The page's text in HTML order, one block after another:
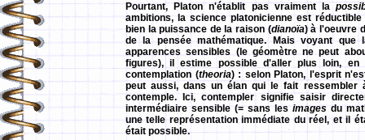
Pourtant, Platon n'établit pas vraiment la
ambitions, la science platonicienne est
bien la puissance de la raison (dianoïa) à l'oeuvre
de la pensée mathématique. Mais voyant
apparences sensibles (le géomètre ne peut
figures), il estime possible d'aller plus loin, en
contemplation (theoria) : selon Platon, l'esprit
peut aussi, dans un élan qui le fait ressembler
contemple. Ici, contempler signifie saisir
intermédiaire sensible (= sans les images du
une telle représentation immédiate du réel, et il
était possible.